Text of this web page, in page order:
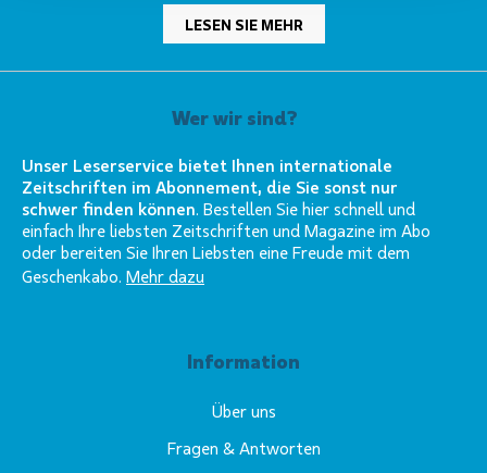
LESEN SIE MEHR
Wer wir sind?
Unser Leserservice bietet Ihnen internationale
Zeitschriften im Abonnement, die Sie sonst nur
schwer finden können. Bestellen Sie hier schnell und
einfach Ihre liebsten Zeitschriften und Magazine im Abo
oder bereiten Sie Ihren Liebsten eine Freude mit dem
Geschenkabo. Mehr dazu
Information
Über uns
Fragen & Antworten